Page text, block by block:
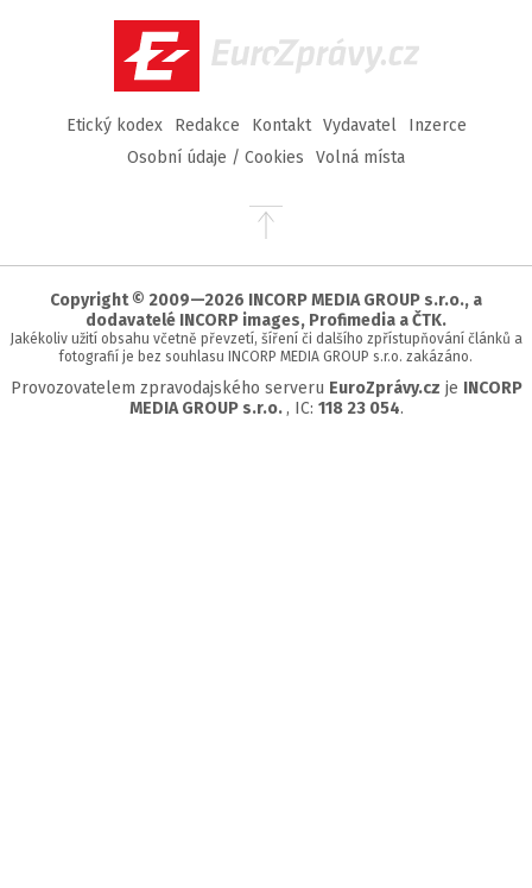
EuroZprávy.cz
Etický kodex Redakce Kontakt Vydavatel
Inzerce
Osobní údaje / Cookies
Volná místa
Přejít
stránky
Copyright © 2009—2026 INCORP MEDIA GROUP s.r.o., a
dodavatelé INCORP images, Profimedia a ČTK.
Jakékoliv užití obsahu včetně převzetí, šíření či dalšího zpřístupňování článků a
fotografií je bez souhlasu INCORP MEDIA GROUP s.r.o. zakázáno.
Provozovatelem zpravodajského serveru EuroZprávy.cz je INCORP
MEDIA GROUP s.r.o. , IC: 118 23 054.